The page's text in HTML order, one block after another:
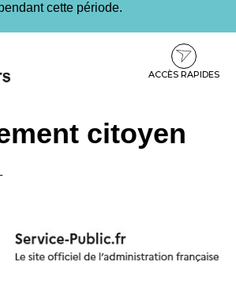
cette période.
ACCÈS RAPIDES
citoyen